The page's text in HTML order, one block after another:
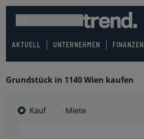
AKTUELL UNTERNEHMEN FINANZEN
Grundstück in 1140 Wien kaufen
Kauf Miete